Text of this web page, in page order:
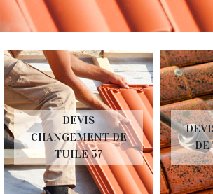
DEVIS
CHANGEMENT DE
TUILE 57
DEVIS
DE